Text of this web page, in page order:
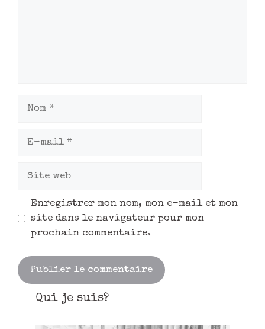
Enregistrer mon nom, mon e-mail et mon
site dans le navigateur pour mon
prochain commentaire.
Qui je suis?